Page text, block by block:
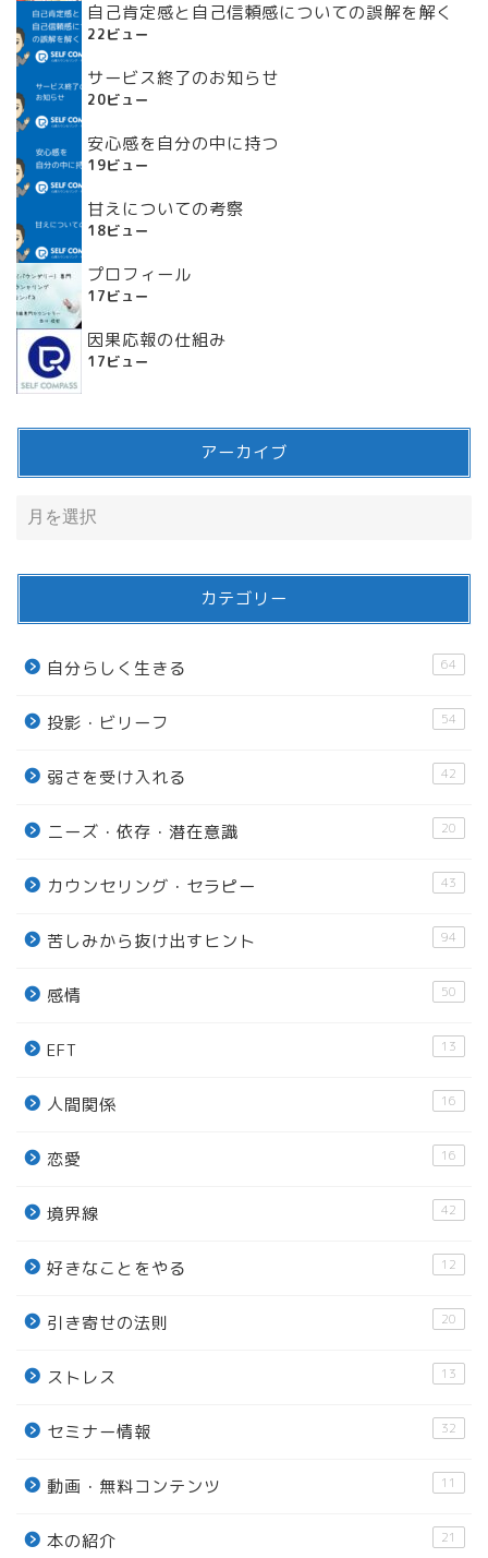
自己肯定感と自己信頼感についての誤解を解く
22ビュー
サービス終了のお知らせ
20ビュー
安心感を自分の中に持つ
19ビュー
甘えについての考察
18ビュー
プロフィール
17ビュー
因果応報の仕組み
17ビュー
アーカイブ
カテゴリー
自分らしく生きる 64
投影・ビリーフ 54
弱さを受け入れる 42
ニーズ・依存・潜在意識 20
カウンセリング・セラピー 43
苦しみから抜け出すヒント 94
感情 50
EFT 13
人間関係 16
恋愛 16
境界線 42
好きなことをやる 12
引き寄せの法則 20
ストレス 13
セミナー情報 32
動画・無料コンテンツ 11
本の紹介 21